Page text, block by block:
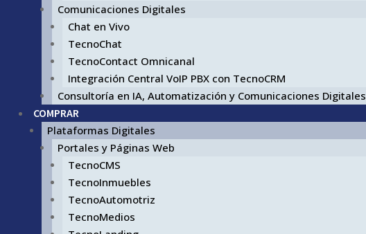
Comunicaciones Digitales
Chat en Vivo
TecnoChat
TecnoContact Omnicanal
Integración Central VoIP PBX con TecnoCRM
Consultoría en IA, Automatización y Comunicaciones Digitales
COMPRAR
Plataformas Digitales
Portales y Páginas Web
TecnoCMS
TecnoInmuebles
TecnoAutomotriz
TecnoMedios